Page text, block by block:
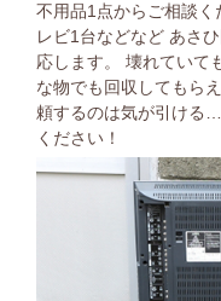
不用品1点からご相談く
レビ1台などなど あさ
応します。
壊れていて
な物でも回収してもらえ
頼するのは気が引ける
ください！